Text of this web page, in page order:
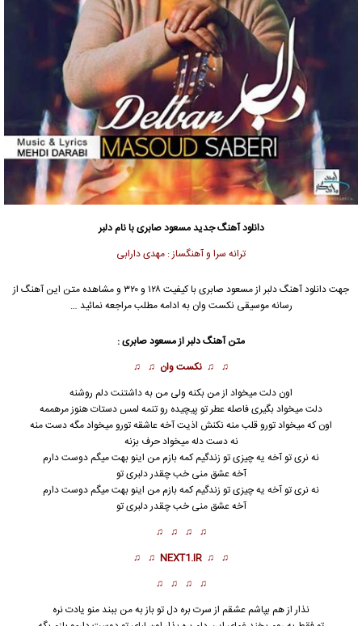
دانلود آهنگ جدیدمسعود صابری با نام دلبر
ترانه سرا و آهنگساز : مهدی دارابی
جهت دانلود آهنگ دلبر از مسعود صابری با کیفیت ۱۲۸ و ۳۲۰ و مشاهده متن این آهنگ از
رسانه موسیقی نکست وان به ادامه مطلب مراجعه نمائید …
متن آهنگ دلبر از مسعود صابری :
♫ ♫ نکست وان ♫ ♫
اون دلت میخواد از من بکنه ولی من به داشتنت دلم روشنه
دلت میخواد بگیری فاصله عطر تو پیچیده رو تنمه لمس دستات هنوز مرهممه
اون که میخواد تورو قلب منه نکنش اذیت آخه عاشقه تورو میخواد مگه دست منه
نه دست دله میخواد حرف بزنه
نه نری تو آخه یه چیزی تو زندگیم کمه بازم من اینو بهت میگم دوست دارم
آخه عشق منی خب چقدردلبری تو
نه نری تو آخه یه چیزی تو زندگیم کمه بازم من اینو بهت میگم دوست دارم
آخه عشق منی خب چقدر دلبری تو
♫ ♫ ♫ ♫
♫ ♫
NEXT1.IR
♫ ♫
♫ ♫ ♫ ♫
نذار از هم بپاشم عشقم از سرت بره دل تو باز به من ببند منو یادت نره